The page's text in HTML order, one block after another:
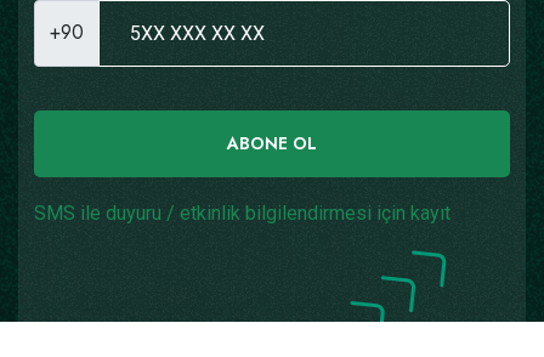
+90
ABONE OL
SMS ile duyuru / etkinlik bilgilendirmesi için kayıt